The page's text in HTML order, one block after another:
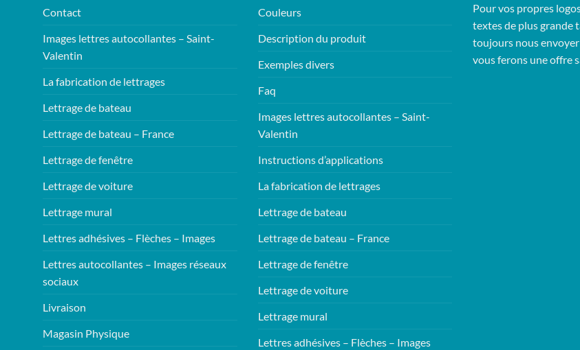
Contact
Images lettres autocollantes – Saint-
Valentin
La fabrication de lettrages
Lettrage de bateau
Lettrage de bateau – France
Lettrage de fenêtre
Lettrage de voiture
Lettrage mural
Lettres adhésives – Flèches – Images
Lettres autocollantes – Images réseaux
sociaux
Livraison
Magasin Physique
Couleurs
Description du produit
Exemples divers
Faq
Images lettres autocollantes – Saint-
Valentin
Instructions d’applications
La fabrication de lettrages
Lettrage de bateau
Lettrage de bateau – France
Lettrage de fenêtre
Lettrage de voiture
Lettrage mural
Lettres adhésives – Flèches – Images
Pour vos propres
textes de plus grande
toujours nous
vous ferons une offre